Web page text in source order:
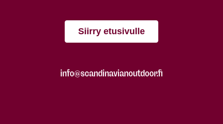
Siirry etusivulle
info@scandinavianoutdoor.fi